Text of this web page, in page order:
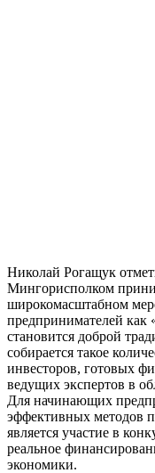
Николай Рогащук
Мингорисполком
широкомасштабном
предпринимателей как
становится доброй
собирается такое
инвесторов, готовых
ведущих экспертов в
Для начинающих
эффективных методов
является участие в
реальное
экономики.